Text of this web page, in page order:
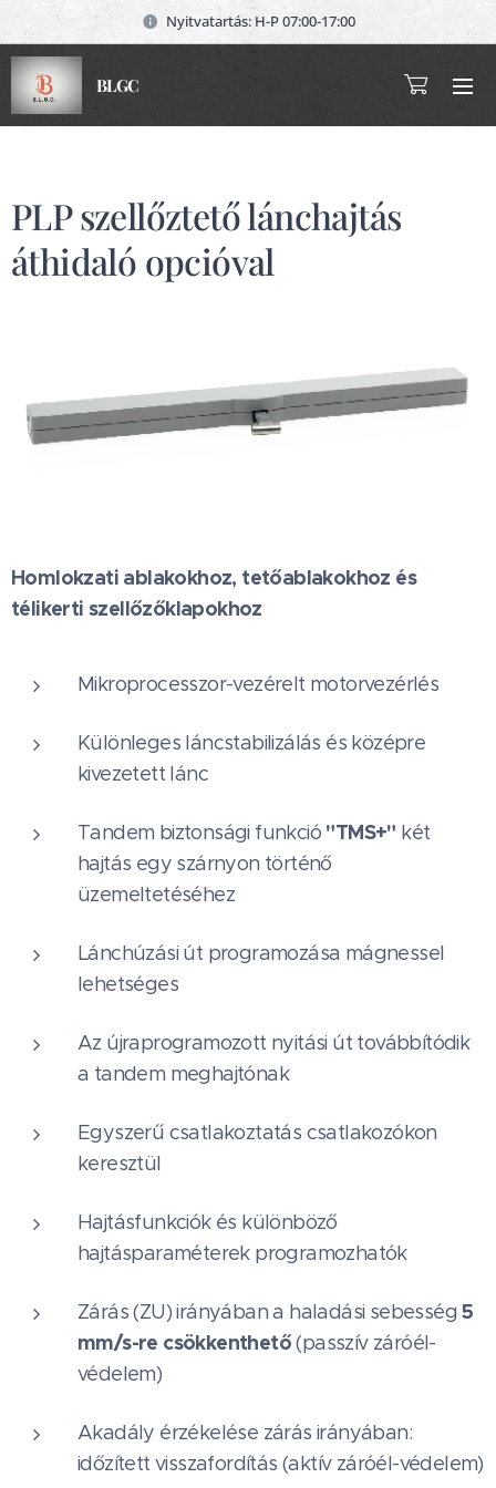
Nyitvatartás: H-P 07:00-17:00
BLGC
PLP szellőztető lánchajtás
áthidaló opcióval
Homlokzati ablakokhoz, tetőablakokhoz és
télikerti szellőzőklapokhoz
Mikroprocesszor-vezérelt motorvezérlés
Különleges láncstabilizálás és középre
kivezetett lánc
Tandem biztonsági funkció "TMS+" két
hajtás egy szárnyon történő
üzemeltetéséhez
Lánchúzási út programozása mágnessel
lehetséges
Az újraprogramozott nyitási út továbbítódik
a tandem meghajtónak
Egyszerű csatlakoztatás csatlakozókon
keresztül
Hajtásfunkciók és különböző
hajtásparaméterek programozhatók
Zárás (ZU) irányában a haladási sebesség5
mm/s-re csökkenthető(passzív záróél-
védelem)
Akadály érzékelése zárás irányában:
időzített visszafordítás (aktív záróél-védelem)